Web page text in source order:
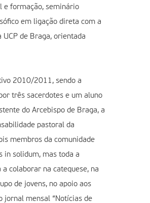
e formação, seminário
em ligação direta com a
UCP de Braga, orientada
2010/2011, sendo a
três sacerdotes e um aluno
do Arcebispo de Braga, a
pastoral da
membros da comunidade
in solidum, mas toda a
colaborar na catequese, na
de jovens, no apoio aos
jornal mensal “Notícias de